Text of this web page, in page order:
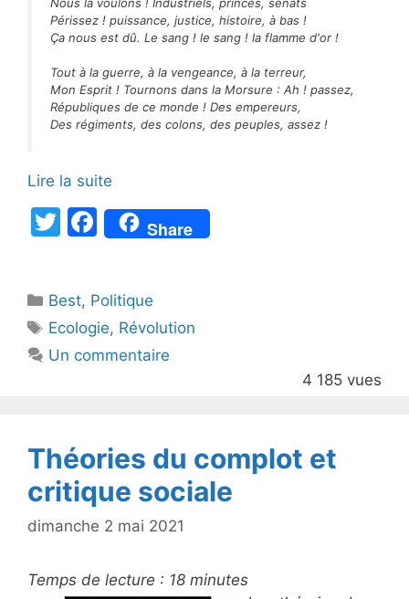
Périssez ! puissance, justice, histoire, à bas !
Ça nous est dû. Le sang ! le sang ! la flamme d'or !
Tout à la guerre, à la vengeance, à la terreur,
Mon Esprit ! Tournons dans la Morsure : Ah ! passez,
Républiques de ce monde ! Des empereurs,
Des régiments, des colons, des peuples, assez !
Lire la suite
T
er
F
a
e
b
o
Share
Catégories
Best, Politique
Étiquettes
Ecologie, Révolution
Un commentaire
4 185 vues
Théories du complot et
critique sociale
dimanche 2 mai 2021
Temps de lecture : 18 minutes